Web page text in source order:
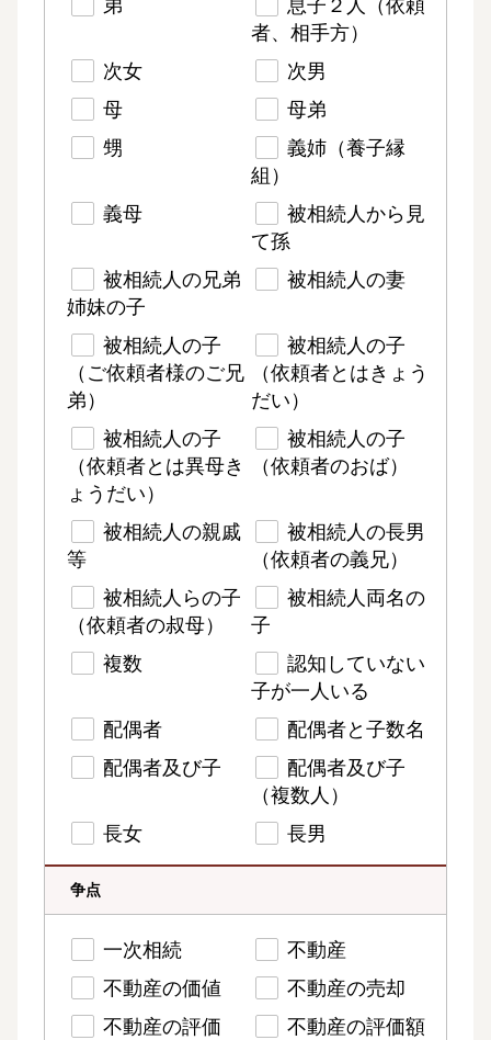
弟
息子２人（依頼
者、相手方）
次女
次男
母
母弟
甥
義姉（養子縁
組）
義母
被相続人から見
て孫
被相続人の兄弟
姉妹の子
被相続人の妻
被相続人の子
（ご依頼者様のご兄
弟）
被相続人の子
（依頼者とはきょう
だい）
被相続人の子
（依頼者とは異母き
ょうだい）
被相続人の子
（依頼者のおば）
被相続人の親戚
等
被相続人の長男
（依頼者の義兄）
被相続人らの子
（依頼者の叔母）
被相続人両名の
子
複数
認知していない
子が一人いる
配偶者
配偶者と子数名
配偶者及び子
配偶者及び子
（複数人）
長女
長男
争点
一次相続
不動産
不動産の価値
不動産の売却
不動産の評価
不動産の評価額